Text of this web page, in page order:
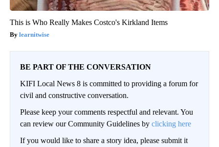
This is Who Really Makes Costco's Kirkland Items
learnitwise
BE PART OF THE CONVERSATION
KIFI Local News 8 is committed to providing a forum for
civil and constructive conversation.
Please keep your comments respectful and relevant. You
can review our Community Guidelines by clicking here
If you would like to share a story idea, please submit it